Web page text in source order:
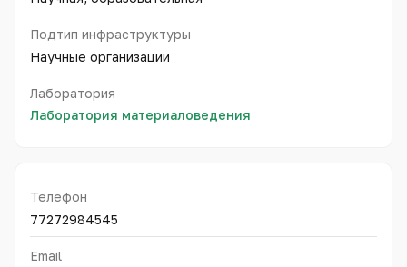
Подтип инфраструктуры
Научные организации
Лаборатория
Лаборатория материаловедения
Телефон
77272984545
Email